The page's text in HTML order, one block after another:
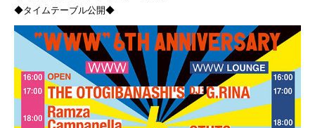
◆タイムテーブル公開◆